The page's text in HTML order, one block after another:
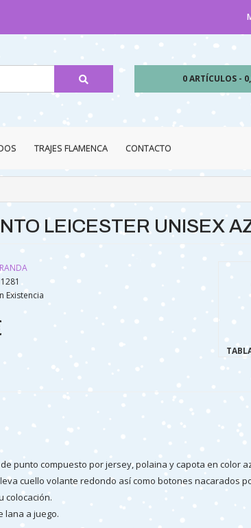
0 ARTÍCULOS -
TRAJES FLAMENCA CONTACTO
LEICESTER UNISEX
Existencia
punto compuesto por jersey, polaina y capota en color
cuello volante redondo así como botones nacarados
colocación.
lana a juego.